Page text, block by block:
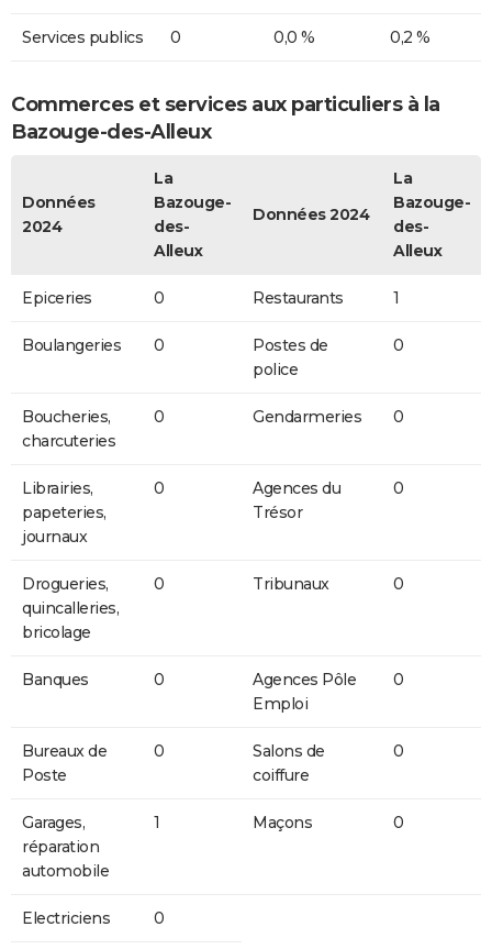
Services publics 0 0,0 % 0,2 %
Commerces et services aux particuliers à la
Bazouge-des-Alleux
Données
2024
La
Bazouge-
des-
Alleux
Données 2024
La
Bazouge-
des-
Alleux
Epiceries 0 Restaurants 1
Boulangeries 0
Postes de
police
0
Boucheries,
charcuteries
0 Gendarmeries 0
Librairies,
papeteries,
journaux
0
Agences du
Trésor
0
Drogueries,
quincalleries,
bricolage
0 Tribunaux 0
Banques 0
Agences Pôle
Emploi
0
Bureaux de
Poste
0
Salons de
coiffure
0
Garages,
réparation
automobile
1 Maçons 0
Electriciens 0